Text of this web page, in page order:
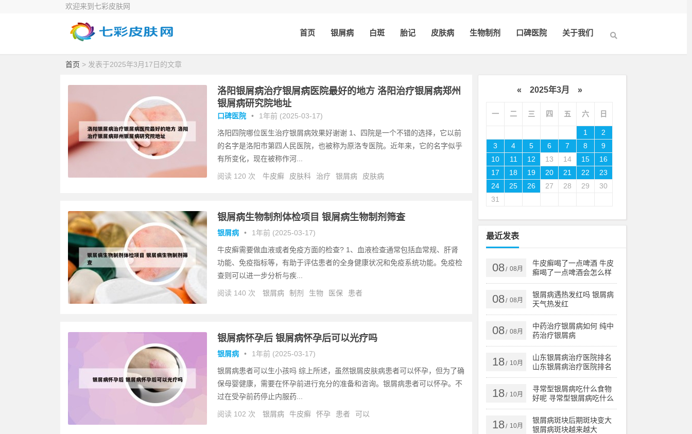
欢迎来到七彩皮肤网
首页 银屑病 白斑 胎记 皮肤病 生物制剂 口碑医院 关于我们
首页 > 发表于2025年3月17日的文章
洛阳银屑病治疗银屑病医院最好的地方 洛阳治疗银屑病郑州
银屑病研究院地址
口碑医院 • 1年前 (2025-03-17)
洛阳四院哪位医生治疗银屑病效果好谢谢 1、四院是一个不错的选择，它以前
的名字是洛阳市第四人民医院，也被称为原洛专医院。近年来，它的名字似乎
有所变化，现在被称作河...
阅读 120 次 牛皮癣 皮肤科 治疗 银屑病 皮肤病
银屑病生物制剂体检项目 银屑病生物制剂筛查
银屑病 • 1年前 (2025-03-17)
牛皮癣需要做血液或者免疫方面的检查? 1、血液检查通常包括血常规、肝肾
功能、免疫指标等，有助于评估患者的全身健康状况和免疫系统功能。免疫检
查则可以进一步分析与疾...
阅读 140 次 银屑病 制剂 生物 医保 患者
银屑病怀孕后 银屑病怀孕后可以光疗吗
银屑病 • 1年前 (2025-03-17)
银屑病患者可以生小孩吗 综上所述，虽然银屑皮肤病患者可以怀孕，但为了确
保母婴健康，需要在怀孕前进行充分的准备和咨询。银屑病患者可以怀孕。不
过在受孕前药停止内服药...
阅读 102 次 银屑病 牛皮癣 怀孕 患者 可以
« 2025年3月 »
一 二 三 四 五 六 日
1
2
3
4 5 6 7 8
9
10
11 12 13 14 15
16
17
18 19 20 21 22
23
24
25 26 27 28 29
30
31
最近发表
08/ 08月
牛皮癣喝了一点啤酒 牛皮
癣喝了一点啤酒会怎么样
08/ 08月
银屑病遇热发红吗 银屑病
天气热发红
08/ 08月
中药治疗银屑病如何 纯中
药治疗银屑病
18/ 10月
山东银屑病治疗医院排名
山东银屑病治疗医院排名
榜
18/ 10月
寻常型银屑病吃什么食物
好呢 寻常型银屑病吃什么
药效果好
18/ 10月
银屑病斑块后期斑块变大
银屑病斑块越来越大